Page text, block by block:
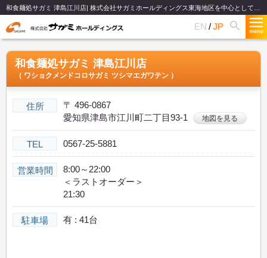
EN JP
和食麺処サガミ 津島江川店
（ ワショクメンドコロサガミ ツシマエガワテン ）
住所
〒 496-0867
愛知県津島市江川町二丁目93-1
地図を見る
TEL 0567-25-5881
営業時間
8:00～22:00
＜ラストオーダー＞
21:30
駐車場 有 : 41台